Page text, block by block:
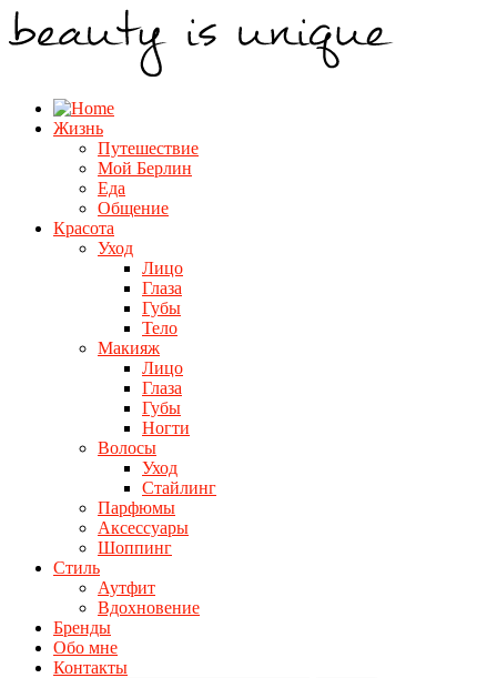
Жизнь
Путешествие
Мой Берлин
Еда
Общение
Красота
Уход
Лицо
Глаза
Губы
Тело
Макияж
Лицо
Глаза
Губы
Ногти
Волосы
Уход
Стайлинг
Парфюмы
Аксессуары
Шоппинг
Стиль
Аутфит
Вдохновение
Бренды
Обо мне
Контакты